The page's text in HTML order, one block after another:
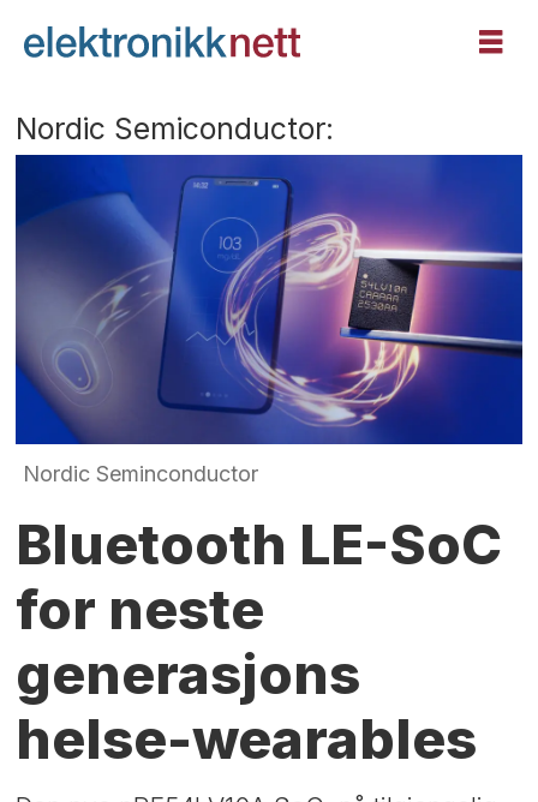
Nordic Semiconductor:
Nordic Seminconductor
Bluetooth LE-SoC
for neste
generasjons
helse-wearables